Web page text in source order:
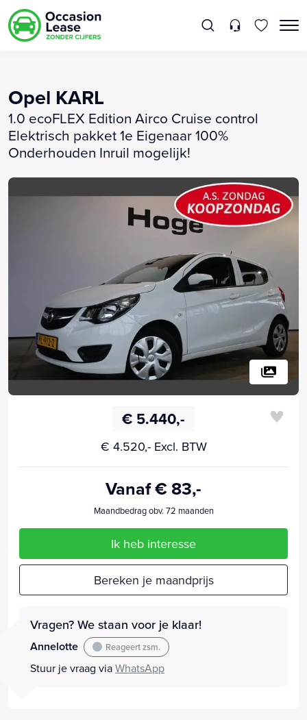
Opel KARL
1.0 ecoFLEX Edition Airco Cruise control
Elektrisch pakket 1e Eigenaar 100%
Onderhouden Inruil mogelijk!
€ 5.440,-
€ 4.520,- Excl. BTW
Vanaf € 83,-
Maandbedrag obv. 72 maanden
Ik heb interesse
Bereken je maandprijs
Vragen? We staan voor je klaar!
Annelotte Reageert zsm.
Stuur je vraag viaWhatsApp